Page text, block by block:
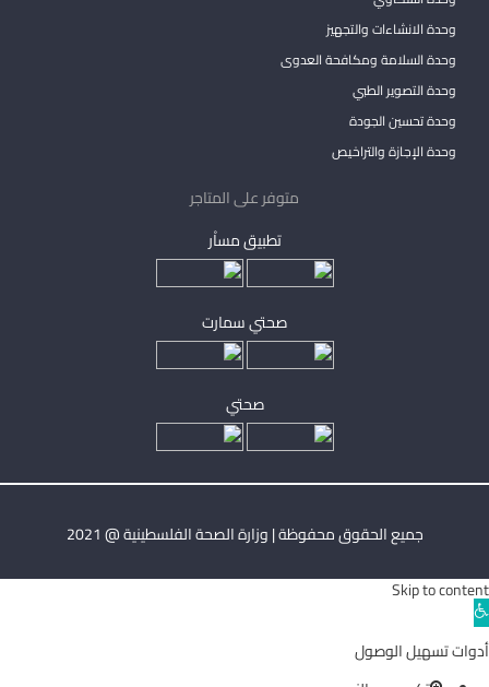
وحدة الانشاءات والتجهيز
وحدة السلامة ومكافحة العدوى
وحدة التصوير الطبي
وحدة تحسين الجودة
وحدة الإجازة والتراخيص
متوفر على المتاجر
تطبيق مساْر
صحتي سمارت
صحتي
جميع الحقوق محفوظة | وزارة الصحة الفلسطينية @ 2021
Skip to content
Open
toolbar
أدوات تسهيل الوصول